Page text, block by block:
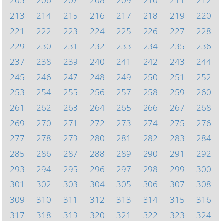
213
214 215 216 217 218 219
220
221
222 223 224 225 226 227
228
229
230 231 232 233 234 235
236
237
238 239 240 241 242 243
244
245
246 247 248 249 250 251
252
253
254 255 256 257 258 259
260
261
262 263 264 265 266 267
268
269
270 271 272 273 274 275
276
277
278 279 280 281 282 283
284
285
286 287 288 289 290 291
292
293
294 295 296 297 298 299
300
301
302 303 304 305 306 307
308
309
310 311 312 313 314 315
316
317
318 319 320 321 322 323
324